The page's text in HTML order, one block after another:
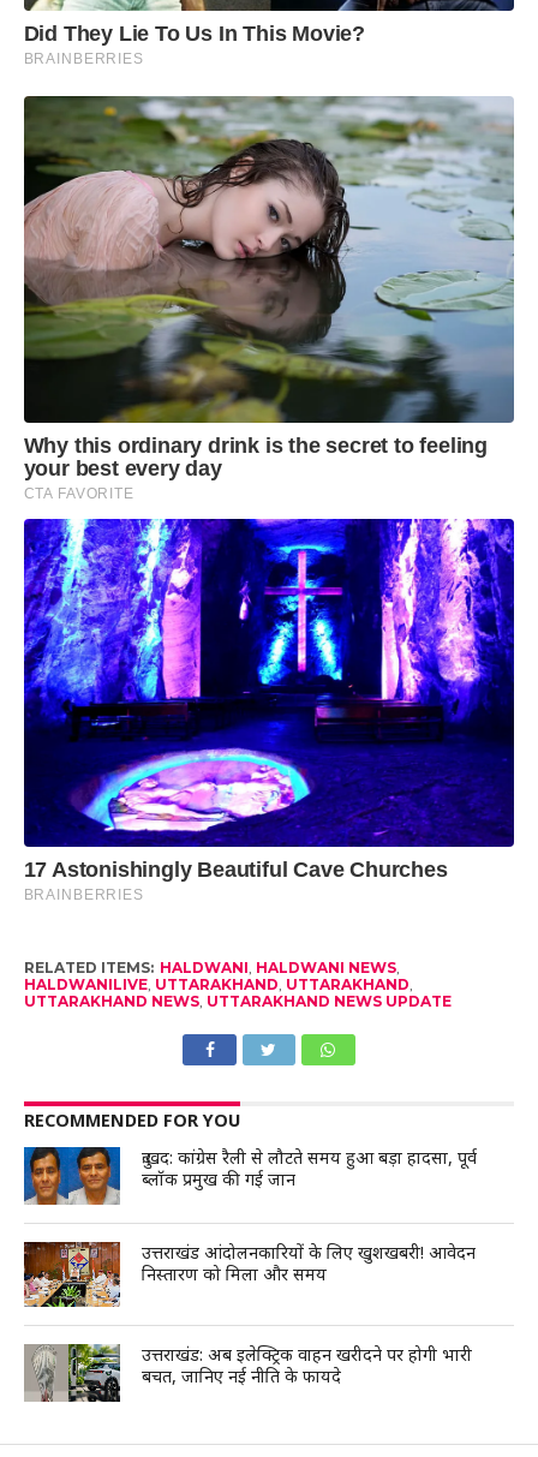
RELATED ITEMS: HALDWANI HALDWANI NEWS,
HALDWANILIVE, UTTARAKHAND UTTARAKHAND
UTTARAKHAND NEWS, UTTARAKHAND NEWS UPDATE
RECOMMENDED FOR YOU
दुःखद: कांग्रेस रैली से लौटते समय हुआ बड़ा हादसा, पूर्व
ब्लॉक प्रमुख की गई जान
उत्तराखंड आंदोलनकारियों के लिए खुशखबरी! आवेदन
निस्तारण को मिला और समय
उत्तराखंड: अब इलेक्ट्रिक वाहन खरीदने पर होगी भारी
बचत, जानिए नई नीति के फायदे